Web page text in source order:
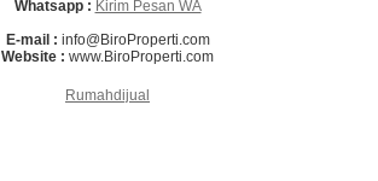
Whatsapp : Kirim Pesan WA
E-mail : info@BiroProperti.com
Website : www.BiroProperti.com
Rumahdijual